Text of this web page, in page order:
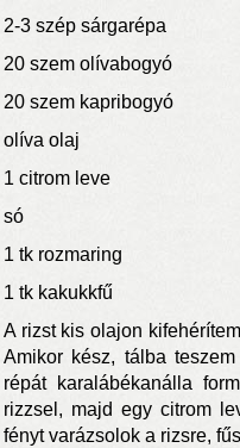
2-3 szép sárgarépa
20 szem olívabogyó
20 szem kapribogyó
olíva olaj
1 citrom leve
só
1 tk rozmaring
1 tk kakukkfű
A rizst kis olajon
Amikor kész, tálba
répát karalábékanálla
rizzsel, majd egy citrom
fényt varázsolok a rizsre,